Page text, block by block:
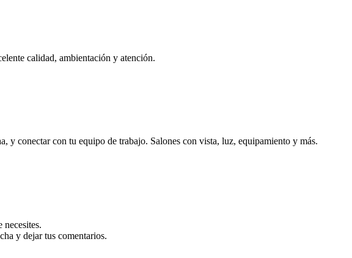
calidad, ambientación y atención.
y conectar con tu equipo de trabajo. Salones con vista, luz, equipamiento y más.
necesites.
y dejar tus comentarios.